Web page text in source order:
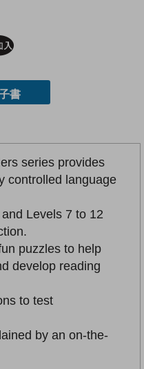
書
series provides
controlled language
Levels 7 to 12
puzzles to help
develop reading
to test
by an on-the-